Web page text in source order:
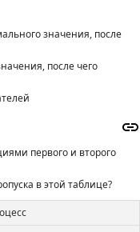
значения, после
после чего
первого и второго
в этой таблице?